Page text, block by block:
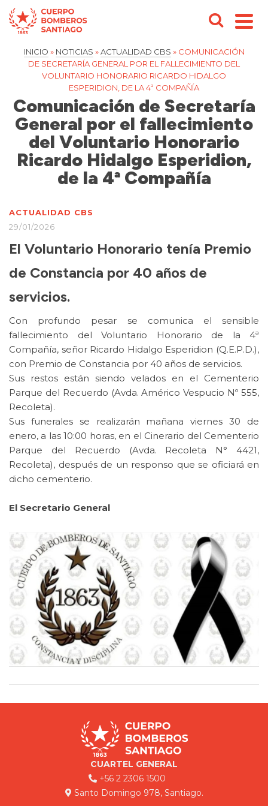
INICIO » NOTICIAS » ACTUALIDAD CBS » COMUNICACIÓN
DE SECRETARÍA GENERAL POR EL FALLECIMIENTO DEL
VOLUNTARIO HONORARIO RICARDO HIDALGO
ESPERIDION, DE LA 4ª COMPAÑÍA
Comunicación de Secretaría
General por el fallecimiento
del Voluntario Honorario
Ricardo Hidalgo Esperidion,
de la 4ª Compañía
ACTUALIDAD CBS
29/01/2026
El Voluntario Honorario tenía Premio
de Constancia por 40 años de
servicios.
Con profundo pesar se comunica el sensible
fallecimiento del Voluntario Honorario de la 4ª
Compañía, señor Ricardo Hidalgo Esperidion (Q.E.P.D.),
con Premio de Constancia por 40 años de servicios.
Sus restos están siendo velados en el Cementerio
Parque del Recuerdo (Avda. Américo Vespucio Nº 555,
Recoleta).
Sus funerales se realizarán mañana viernes 30 de
enero, a las 10:00 horas, en el Cinerario del Cementerio
Parque del Recuerdo (Avda. Recoleta N° 4421,
Recoleta), después de un responso que se oficiará en
dicho cementerio.
El Secretario General
CUARTEL GENERAL
+56 2 2306 1500
Santo Domingo 978, Santiago.